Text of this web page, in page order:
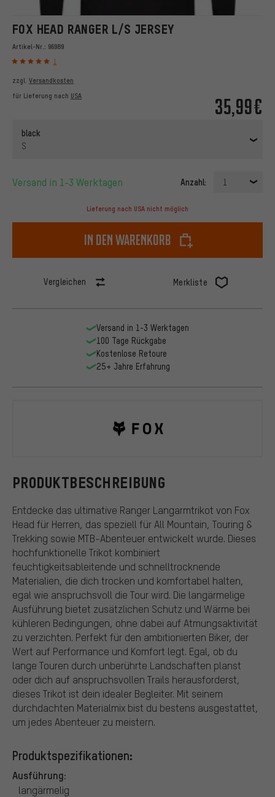
FOX HEAD RANGER L/S JERSEY
Artikel-Nr.: 96989
1
35,99€
zzgl. Versandkosten
für Lieferung nach USA
black
S
Versand in 1-3 Werktagen Anzahl: 1
Lieferung nach USA nicht möglich
In den Warenkorb
Vergleichen Merkliste
PRODUKTBESCHREIBUNG
Entdecke das ultimative Ranger Langarmtrikot von Fox
Head für Herren, das speziell für All Mountain, Touring &
Trekking sowie MTB-Abenteuer entwickelt wurde. Dieses
hochfunktionelle Trikot kombiniert
feuchtigkeitsableitende und schnelltrocknende
Materialien, die dich trocken und komfortabel halten,
egal wie anspruchsvoll die Tour wird. Die langärmelige
Ausführung bietet zusätzlichen Schutz und Wärme bei
kühleren Bedingungen, ohne dabei auf Atmungsaktivität
zu verzichten. Perfekt für den ambitionierten Biker, der
Wert auf Performance und Komfort legt. Egal, ob du
lange Touren durch unberührte Landschaften planst
oder dich auf anspruchsvollen Trails herausforderst,
dieses Trikot ist dein idealer Begleiter. Mit seinem
durchdachten Materialmix bist du bestens ausgestattet,
um jedes Abenteuer zu meistern.
Produktspezifikationen:
Ausführung:
langärmelig
Versand in 1-3 Werktagen
100 Tage Rückgabe
Kostenlose Retoure
25+ Jahre Erfahrung